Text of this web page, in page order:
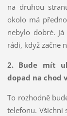
na druhou
okolo má
nebylo dobré.
rádi, když začne
2. Bude mít
dopad na chod
To rozhodně
telefonu. Všichni